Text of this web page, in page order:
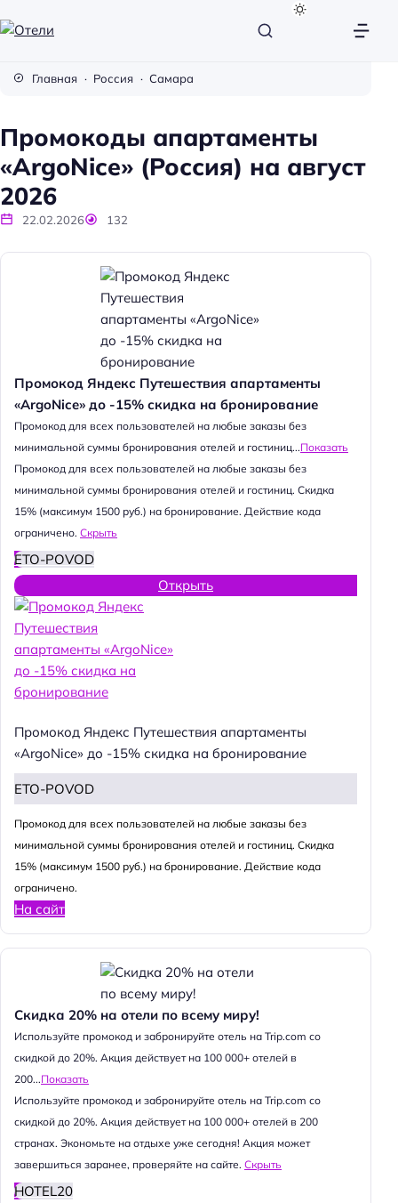
и
Главная Россия Самара
Промокоды апартаменты
«ArgoNice» (Россия) на август
2026
22.02.2026 132
Промокод Яндекс Путешествия апартаменты
«ArgoNice» до -15% скидка на бронирование
Промокод для всех пользователей на любые заказы без
минимальной суммы бронирования отелей и гостиниц...Показать
Промокод для всех пользователей на любые заказы без
минимальной суммы бронирования отелей и гостиниц. Скидка
15% (максимум 1500 руб.) на бронирование. Действие кода
ограничено. Скрыть
ETO-POVOD
Открыть
Промокод Яндекс Путешествия апартаменты
«ArgoNice» до -15% скидка на бронирование
ETO-POVOD
Промокод для всех пользователей на любые заказы без
минимальной суммы бронирования отелей и гостиниц. Скидка
15% (максимум 1500 руб.) на бронирование. Действие кода
ограничено.
На сайт
Скидка 20% на отели по всему миру!
Используйте промокод и забронируйте отель на Trip.com со
скидкой до 20%. Акция действует на 100 000+ отелей в
200...Показать
Используйте промокод и забронируйте отель на Trip.com со
скидкой до 20%. Акция действует на 100 000+ отелей в 200
странах. Экономьте на отдыхе уже сегодня! Акция может
завершиться заранее, проверяйте на сайте. Скрыть
HOTEL20